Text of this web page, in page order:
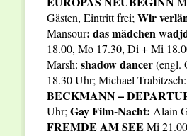
Gästen, Eintritt frei; Wir
Mansour: das mädchen
18.00, Mo 17.30, Di + Mi
Marsh: shadow dancer(engl.
18.30 Uhr; Michael Trabitzsch:
BECKMANN –
Uhr; Gay Film-Nacht: Alain
FREMDE AM SEE Mi